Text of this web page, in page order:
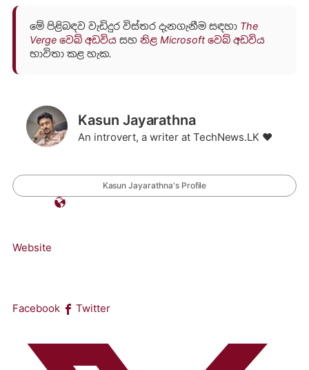
මේ පිළිබඳව වැඩිදුර විස්තර දැනගැනීම සඳහා The
Verge වෙබ් අඩවියසහ නිළ Microsoft වෙබ් අඩවිය
භාවිතා කළ හැක.
Kasun Jayarathna
An introvert, a writer at TechNews.LK ❤️
Kasun Jayarathna's Profile
Website
Facebook Twitter